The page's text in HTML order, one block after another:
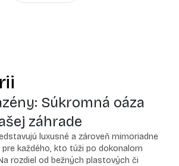
Súkromná oáza
záhrade
luxusné a zároveň mimoriadne
pre každého, kto túži po dokonalom
rozdiel od bežných plastových či